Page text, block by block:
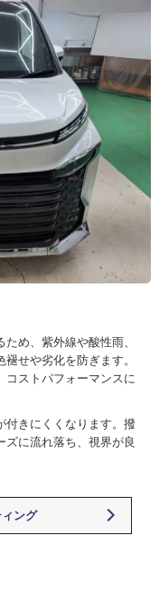
め、紫外線や酸性雨、
せや劣化を防ぎます。
コストパフォーマンスに
付きにくくなります。撥
ズに流れ落ち、視界が良
ング